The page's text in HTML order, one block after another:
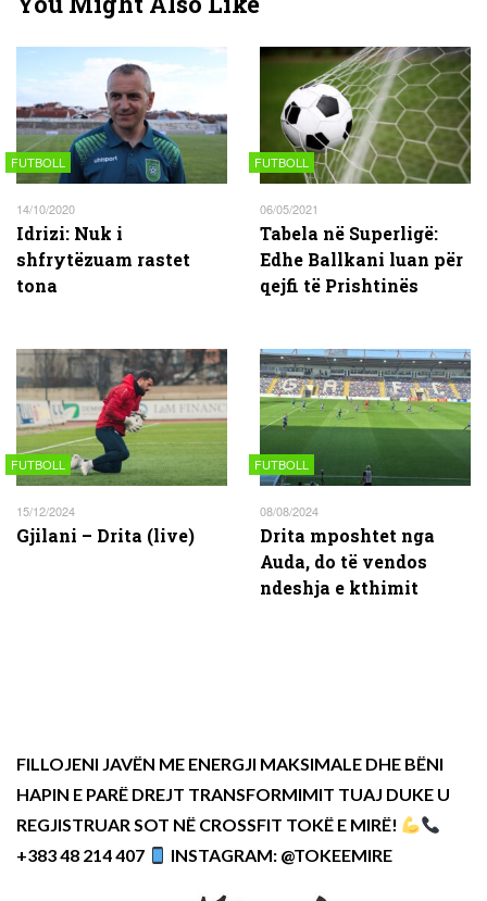
FUTBOLL
14/10/2020
Idrizi: Nuk i
shfrytëzuam rastet
tona
FUTBOLL
06/05/2021
Tabela në Superligë:
Edhe Ballkani luan për
qejfi të Prishtinës
FUTBOLL
15/12/2024
Gjilani – Drita (live)
FUTBOLL
08/08/2024
Drita mposhtet nga
Auda, do të vendos
ndeshja e kthimit
FILLOJENI JAVËN ME ENERGJI MAKSIMALE DHE BËNI
HAPIN E PARË DREJT TRANSFORMIMIT TUAJ DUKE U
REGJISTRUAR SOT NË CROSSFIT TOKË E MIRË!
+383 48 214 407
INSTAGRAM: @TOKEEMIRE